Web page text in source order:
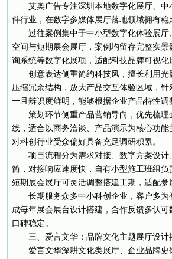
艾奥广告专注深圳本地数字化展厅、
件行业，在数字多媒体展厅落地领域拥有
过往案例集中于中小型数字化体验展
空间与短期展会展厅，案例均留存完整实
询系统等数字化展项，适配科技品牌可视化
创意表达侧重简约科技风，擅长利用
压缩冗余结构，放大产品交互体验区域，
一且辨识度鲜明，能够根据企业产品特性
策划环节侧重产品营销导向，优先梳
线，适合以商务洽谈、产品演示为核心功
对科创行业受众偏好具备充足调研积累。
项目流程分为需求对接、数字方案设
简，对接响应速度快，自有小型施工班组
短期展会展厅可灵活调整搭建工期，适配参
长期服务众多中小科创企业，客户多
成每年展会展台设计搭建，合作反馈多认
口碑稳定。
三、爱言文华：品牌文化主题展厅设计
爱言文华深耕文化类展厅、企业品牌